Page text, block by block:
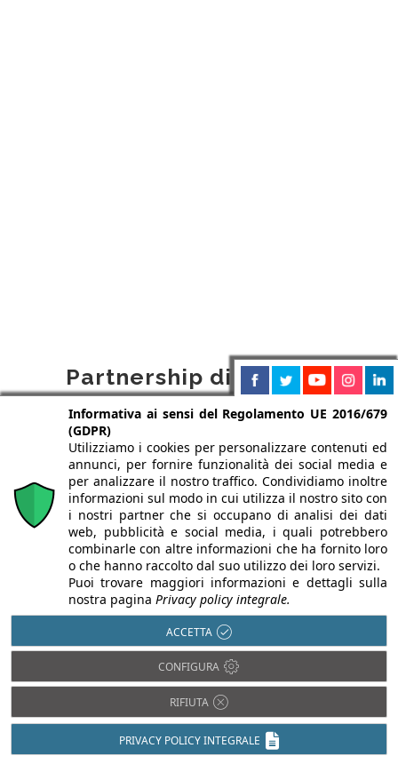
Partnership di
Infobuild
Informativa ai sensi del Regolamento UE 2016/679
(GDPR)
Utilizziamo i cookies per personalizzare contenuti ed
annunci, per fornire funzionalità dei social media e
per analizzare il nostro traffico. Condividiamo inoltre
informazioni sul modo in cui utilizza il nostro sito con
i nostri partner che si occupano di analisi dei dati
web, pubblicità e social media, i quali potrebbero
combinarle con altre informazioni che ha fornito loro
o che hanno raccolto dal suo utilizzo dei loro servizi.
Puoi trovare maggiori informazioni e dettagli sulla
nostra pagina Privacy policy integrale.
ACCETTA
CONFIGURA
RIFIUTA
PRIVACY POLICY INTEGRALE